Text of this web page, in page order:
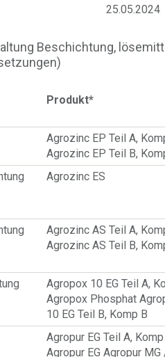
25.05.2024
Beschichtung,
Produkt*
Agrozinc EP Teil A,
Agrozinc EP Teil B,
Agrozinc ES
Agrozinc AS Teil A,
Agrozinc AS Teil B,
Agropox 10 EG Teil A,
Agropox Phosphat
10 EG Teil B, Komp B
Agropur EG Teil A,
Agropur EG Agropur MG